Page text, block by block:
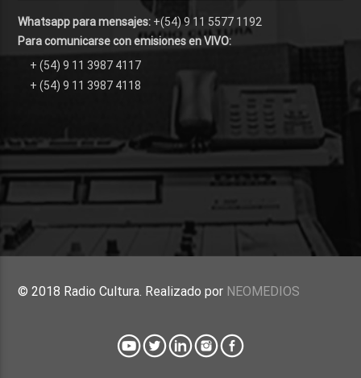
Whatsapp para mensajes: +(54) 9 11 5577 1192
Para comunicarse con emisiones en VIVO:
+ (54) 9 11 3987 4117
+ (54) 9 11 3987 4118
© 2018 Radio Cultura. Realizado por NEOMEDIOS